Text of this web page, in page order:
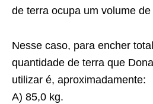
de terra ocupa um volume
Nesse caso, para encher
quantidade de terra que
utilizar é, aproximadamente:
A) 85,0 kg.